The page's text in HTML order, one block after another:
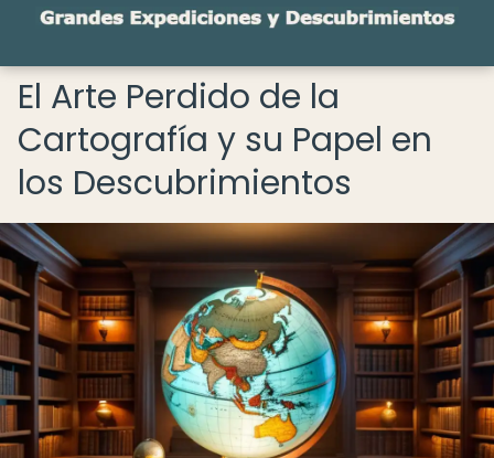
El Arte Perdido de la
Cartografía y su Papel en
los Descubrimientos